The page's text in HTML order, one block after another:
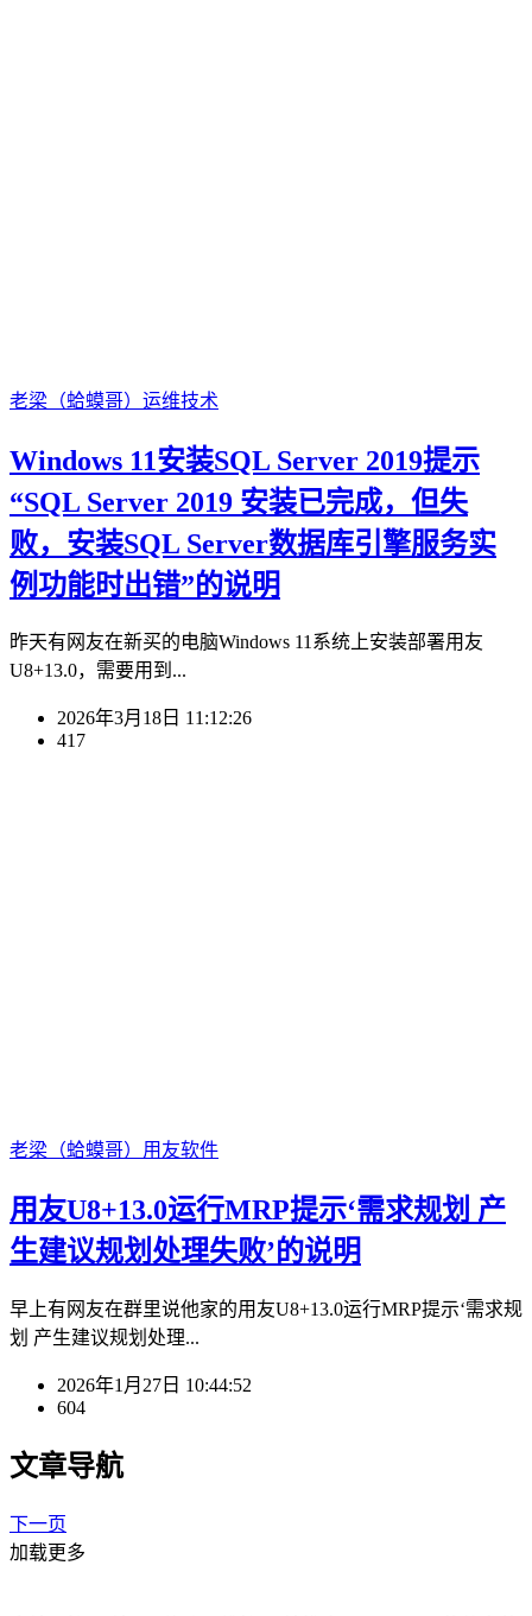
老梁（蛤蟆哥） 运维技术
Windows 11安装SQL Server 2019提示
“SQL Server 2019 安装已完成，但失
败，安装SQL Server数据库引擎服务实
例功能时出错”的说明
昨天有网友在新买的电脑Windows 11系统上安装部署用友
U8+13.0，需要用到...
2026年3月18日 11:12:26
417
老梁（蛤蟆哥） 用友软件
用友U8+13.0运行MRP提示‘需求规划 产
生建议规划处理失败’的说明
早上有网友在群里说他家的用友U8+13.0运行MRP提示‘需求规
划 产生建议规划处理...
2026年1月27日 10:44:52
604
文章导航
下一页
加载更多